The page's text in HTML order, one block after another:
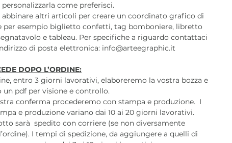
come preferisci.
abbinare altri articoli per creare un coordinato grafico di
per esempio biglietto confetti, tag bomboniere, libretto
e tableau. Per specifiche a riguardo contattaci
di posta elettronica: info@arteegraphic.it
DOPO L’ORDINE:
entro 3 giorni lavorativi, elaboreremo la vostra bozza e
un pdf per visione e controllo.
conferma procederemo con stampa e produzione. I
e produzione variano dai 10 ai 20 giorni lavorativi.
sarà spedito con corriere (se non diversamente
I tempi di spedizione, da aggiungere a quelli di